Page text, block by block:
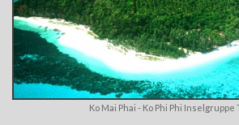
Ko Mai Phai - Ko Phi Phi Inselgruppe